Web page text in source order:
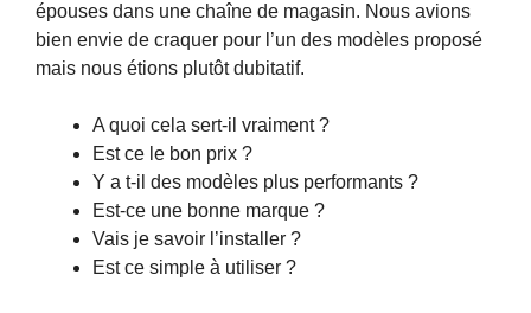
épouses dans une chaîne de magasin. Nous avions
bien envie de craquer pour l’un des modèles proposé
mais nous étions plutôt dubitatif.
A quoi cela sert-il vraiment ?
Est ce le bon prix ?
Y a t-il des modèles plus performants ?
Est-ce une bonne marque ?
Vais je savoir l’installer ?
Est ce simple à utiliser ?